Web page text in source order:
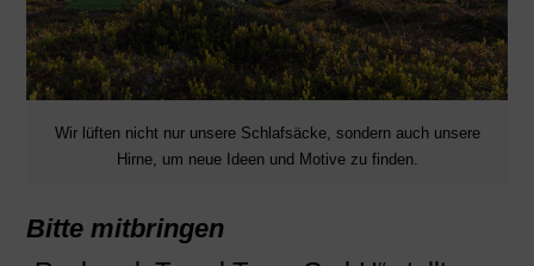
Wir lüften nicht nur unsere Schlafsäcke, sondern auch unsere
Hirne, um neue Ideen und Motive zu finden.
Bitte mitbringen